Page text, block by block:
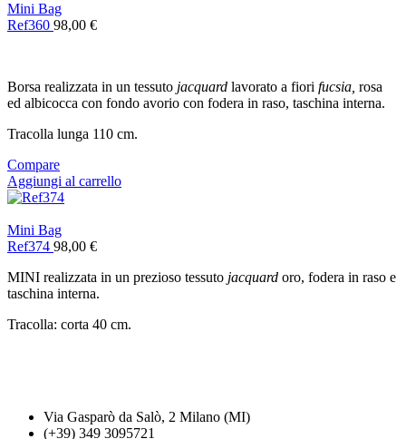
Mini Bag
Ref360 98,00 €
Borsa realizzata in un tessuto jacquard lavorato a fiori fucsia, rosa
ed albicocca con fondo avorio con fodera in raso, taschina interna.
Tracolla lunga 110 cm.
Compare
Aggiungi al carrello
Mini Bag
Ref374 98,00 €
MINI realizzata in un prezioso tessuto jacquard oro, fodera in raso e
taschina interna.
Tracolla: corta 40 cm.
Via Gasparò da Salò, 2 Milano (MI)
(+39) 349 3095721